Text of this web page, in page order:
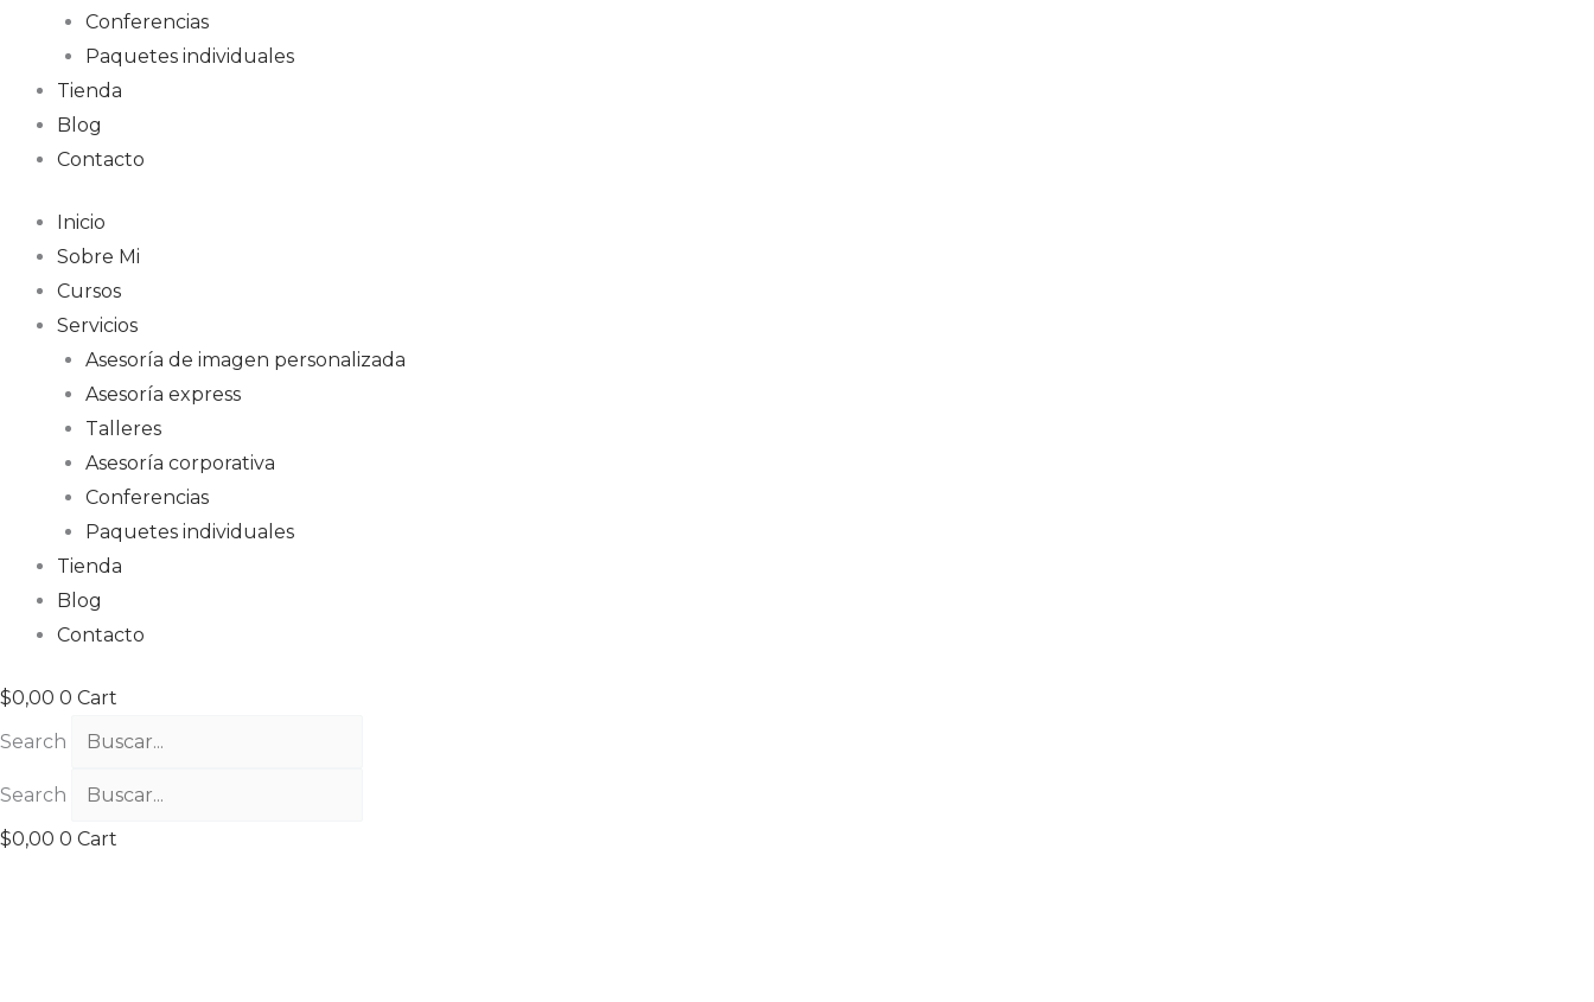
Conferencias
Paquetes individuales
Tienda
Blog
Contacto
Inicio
Sobre Mi
Cursos
Servicios
Asesoría de imagen personalizada
Asesoría express
Talleres
Asesoría corporativa
Conferencias
Paquetes individuales
Tienda
Blog
Contacto
$0,00 0 Cart
Search
Search
$0,00 0 Cart